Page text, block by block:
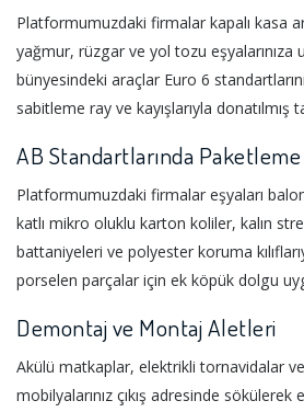
Platformumuzdaki firmalar kapalı kasa
yağmur, rüzgar ve yol tozu eşyalarınıza
bünyesindeki araçlar Euro 6
sabitleme ray ve kayışlarıyla donatılmış
AB Standartlarında
Platformumuzdaki firmalar eşyaları
katlı mikro oluklu karton koliler, kalın
battaniyeleri ve polyester koruma
porselen parçalar için ek köpük dolgu
Demontaj ve Montaj Aletleri
Akülü matkaplar, elektrikli tornavidalar
mobilyalarınız çıkış adresinde sökülerek